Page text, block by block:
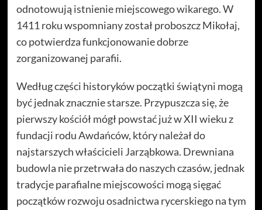
odnotowują istnienie miejscowego wikarego. W
1411 roku wspomniany został proboszcz Mikołaj,
co potwierdza funkcjonowanie dobrze
zorganizowanej parafii.
Według części historyków początki świątyni mogą
być jednak znacznie starsze. Przypuszcza się, że
pierwszy kościół mógł powstać już w XII wieku z
fundacji rodu Awdańców, który należał do
najstarszych właścicieli Jarząbkowa. Drewniana
budowla nie przetrwała do naszych czasów, jednak
tradycje parafialne miejscowości mogą sięgać
początków rozwoju osadnictwa rycerskiego na tym